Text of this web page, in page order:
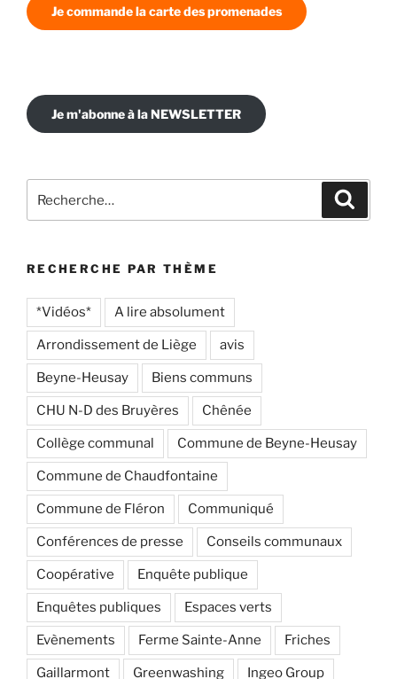
Je commande la carte des promenades
Je m'abonne à la NEWSLETTER
pour
RECHERCHE PAR THÈME
*Vidéos* A lire absolument
Arrondissement de Liège avis
Beyne-Heusay Biens communs
CHU N-D des Bruyères Chênée
Collège communal Commune de Beyne-Heusay
Commune de Chaudfontaine
Commune de Fléron Communiqué
Conférences de presse Conseils communaux
Coopérative Enquête publique
Enquêtes publiques Espaces verts
Evènements Ferme Sainte-Anne Friches
Gaillarmont Greenwashing Ingeo Group